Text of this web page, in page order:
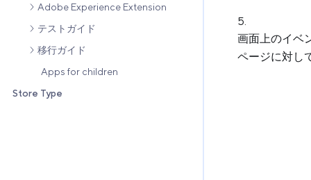
Adobe Experience Extension
テストガイド
移行ガイド
Apps for children
Store Type
画面上のイベ
ページに対し